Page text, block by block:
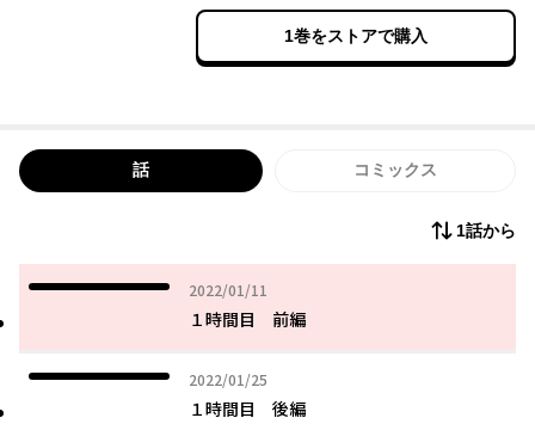
1巻をストアで購入
話 コミックス
1話から
2022/01/11
2022年01月11日
１時間目 前編
2022/01/25
2022年01月25日
１時間目 後編